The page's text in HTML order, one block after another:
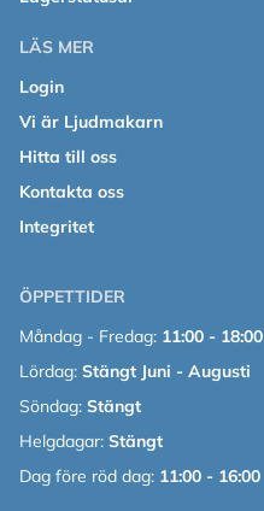
LÄS MER
Login
Vi är Ljudmakarn
Hitta till oss
Kontakta oss
Integritet
ÖPPETTIDER
Måndag - Fredag: 11:00 - 18:00
Lördag: Stängt Juni - Augusti
Söndag: Stängt
Helgdagar: Stängt
Dag före röd dag: 11:00 - 16:00